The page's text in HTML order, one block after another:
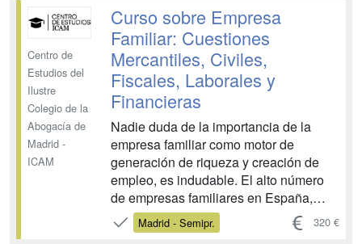
Segunda Oportunidad es tratada como
un derecho menor. Sin embarg...
Centro de
Estudios del
Ilustre
Colegio de la
Abogacía de
Madrid -
ICAM
Curso sobre Empresa
Familiar: Cuestiones
Mercantiles, Civiles,
Fiscales, Laborales y
Financieras
Nadie duda de la importancia de la
empresa familiar como motor de
generación de riqueza y creación de
empleo, es indudable. El alto número
de empresas familiares en España,
hacen que el abogado, precise de los
conocimientos necesarios para
Madrid - Semipr. 320 €